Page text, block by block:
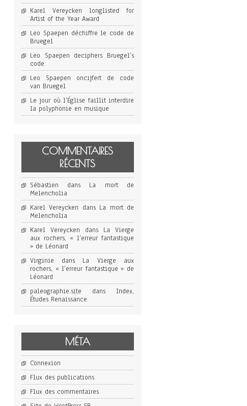
Karel Vereycken longlisted for
Artist of the Year Award
Leo Spaepen déchiffre le code de
Bruegel
Leo Spaepen deciphers Bruegel’s
code
Leo Spaepen oncijfert de code
van Bruegel
Le jour où l’Église faillit interdire
la polyphonie en musique
COMMENTAIRES
RÉCENTS
Sébastien dans La mort de
Melencholia
Karel Vereycken dans La mort de
Melencholia
Karel Vereycken dans La Vierge
aux rochers, « l’erreur fantastique
» de Léonard
Virginie dans La Vierge aux
rochers, « l’erreur fantastique » de
Léonard
paleographie.site dans Index,
Études Renaissance
MÉTA
Connexion
Flux des publications
Flux des commentaires